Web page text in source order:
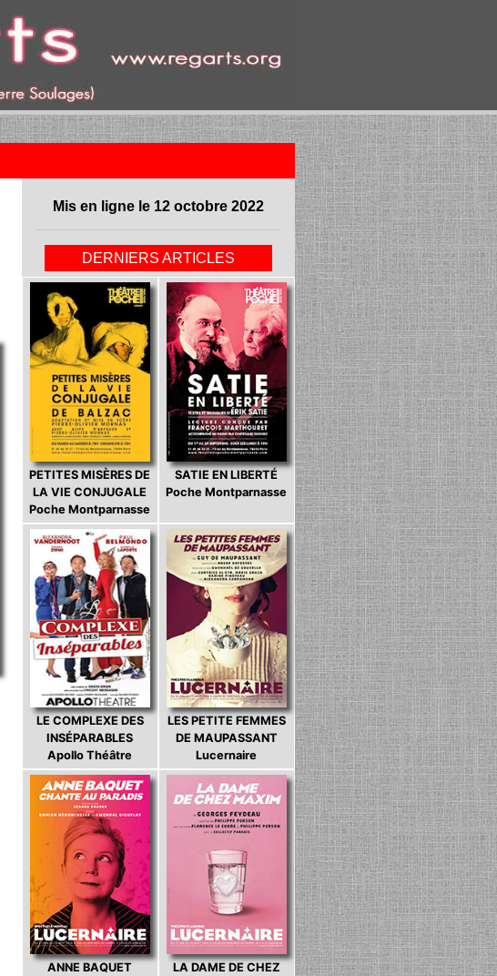
Mis en ligne le 12 octobre 2022
DERNIERS ARTICLES
PETITES MISÈRES DE
LA VIE CONJUGALE
Poche Montparnasse
SATIE EN LIBERTÉ
Poche Montparnasse
LE COMPLEXE DES
INSÉPARABLES
Apollo Théâtre
LES PETITE FEMMES
DE MAUPASSANT
Lucernaire
ANNE BAQUET
LA DAME DE CHEZ